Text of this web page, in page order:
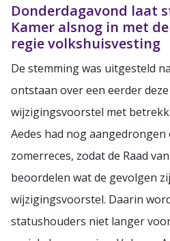
Donderdagavond laat
Kamer alsnog in met
regie volkshuisvesting
De stemming was uitgesteld
ontstaan over een eerder
wijzigingsvoorstel met
Aedes had nog
zomerreces, zodat de Raad
beoordelen wat de gevolgen
wijzigingsvoorstel. Daarin
statushouders niet langer